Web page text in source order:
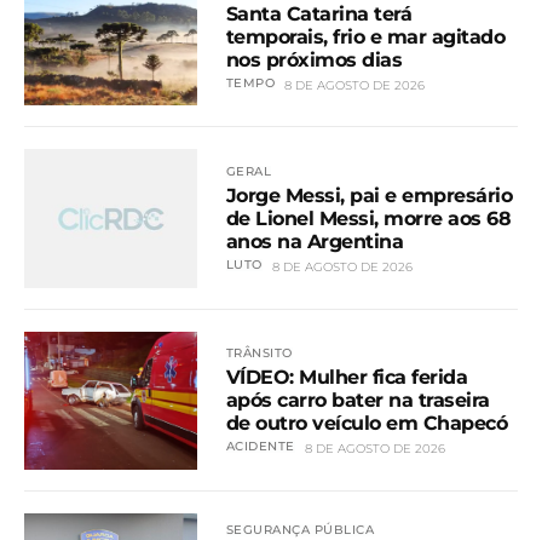
Santa Catarina terá
temporais, frio e mar agitado
nos próximos dias
TEMPO 8 DE AGOSTO DE 2026
GERAL
Jorge Messi, pai e empresário
de Lionel Messi, morre aos 68
anos na Argentina
LUTO 8 DE AGOSTO DE 2026
TRÂNSITO
VÍDEO: Mulher fica ferida
após carro bater na traseira
de outro veículo em Chapecó
ACIDENTE 8 DE AGOSTO DE 2026
SEGURANÇA PÚBLICA